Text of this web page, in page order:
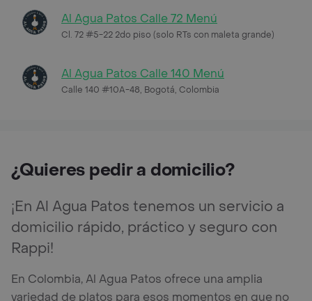
Al Agua Patos Calle 72 Menú
Cl. 72 #5-22 2do piso (solo RTs con maleta grande)
Al Agua Patos Calle 140 Menú
Calle 140 #10A-48, Bogotá, Colombia
¿Quieres pedir a domicilio?
¡En Al Agua Patos tenemos un servicio a
domicilio rápido, práctico y seguro con
Rappi!
En Colombia, Al Agua Patos ofrece una amplia
variedad de platos para esos momentos en que no